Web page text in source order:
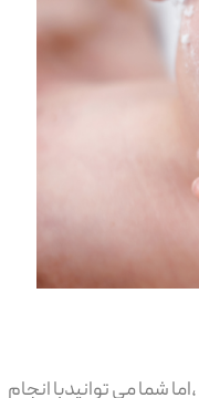
شما می توانیدبا انجام